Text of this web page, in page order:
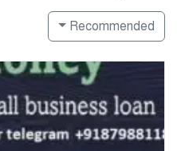
Recommended